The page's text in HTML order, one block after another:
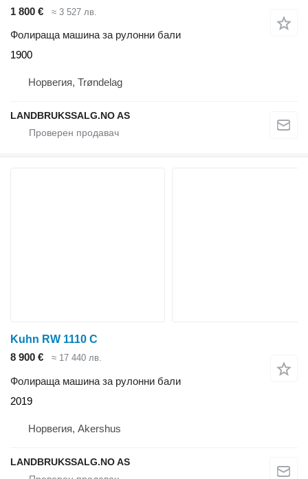
1 800 €
≈ 3 527 лв.
Фолираща машина за рулонни бали
1900
Норвегия, Trøndelag
LANDBRUKSSALG.NO AS
Kuhn RW 1110 C
8 900 €
≈ 17 440 лв.
Фолираща машина за рулонни бали
2019
Норвегия, Akershus
LANDBRUKSSALG.NO AS